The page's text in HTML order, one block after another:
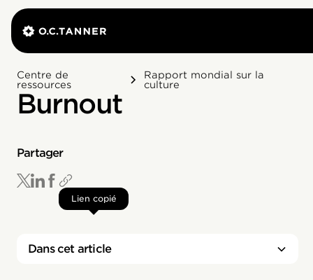
Centre de
ressources
Rapport mondial sur la
culture
Burnout
Partager
Lien copié
Dans cet article